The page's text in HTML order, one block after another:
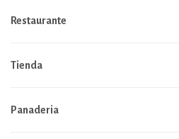
Restaurante
Tienda
Panaderia